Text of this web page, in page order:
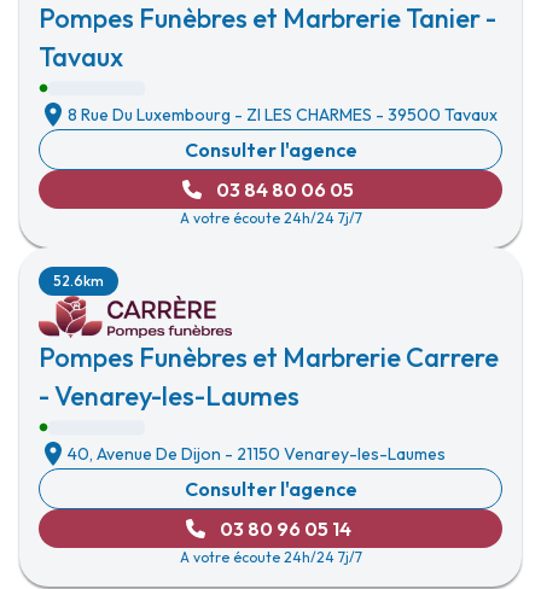
Pompes Funèbres et Marbrerie Tanier -
Tavaux
8 Rue Du Luxembourg - ZI LES CHARMES - 39500 Tavaux
Consulter l'agence
03 84 80 06 05
A votre écoute 24h/24 7j/7
Pompes Funèbres et Marbrerie Carrere
- Venarey-les-Laumes
52.6km
40, Avenue De Dijon - 21150 Venarey-les-Laumes
Consulter l'agence
03 80 96 05 14
A votre écoute 24h/24 7j/7